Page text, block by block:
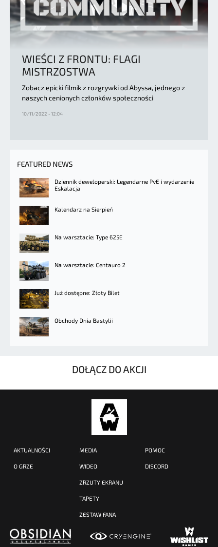
WIEŚCI Z FRONTU: FLAGI
MISTRZOSTWA
Zobacz epicki filmik z rozgrywki od Abyssa, jednego z
naszych cenionych członków społeczności
10/11/2022 - 12:04
FEATURED NEWS
Dziennik deweloperski: Legendarne PvE i wydarzenie
Eskalacja
Kalendarz na Sierpień
Na warsztacie: Type 625E
Na warsztacie: Centauro 2
Już dostępne: Złoty Bilet
Obchody Dnia Bastylii
DOŁĄCZ DO AKCJI
AKTUALNOŚCI
O GRZE
MEDIA
WIDEO
ZRZUTY EKRANU
TAPETY
ZESTAW FANA
POMOC
DISCORD